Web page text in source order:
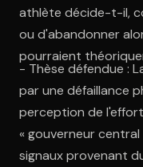
athlète décide-t-il,
ou d'abandonner
pourraient
- Thèse défendue :
par une défaillance
perception de
« gouverneur
signaux provenant